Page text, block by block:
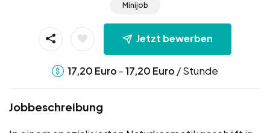
Minijob
Jetzt bewerben
17,20 Euro -17,20 Euro / Stunde
Jobbeschreibung